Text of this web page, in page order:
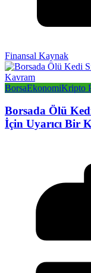
Finansal Kaynak
BorsaEkonomiKripto
Borsada Ölü Kedi
İçin Uyarıcı Bir